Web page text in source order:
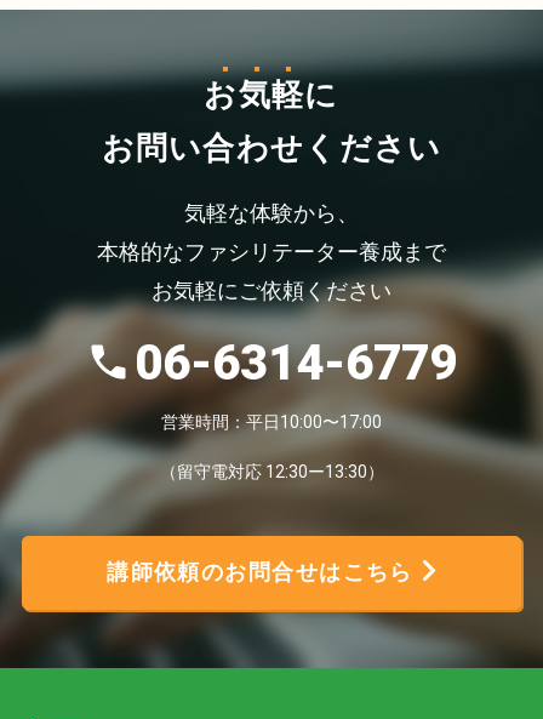
お気軽に
お問い合わせください
気軽な体験から、
本格的なファシリテーター養成まで
お気軽にご依頼ください
06-6314-6779
営業時間：平日10:00〜17:00
（留守電対応 12:30ー13:30）
講師依頼のお問合せはこちら